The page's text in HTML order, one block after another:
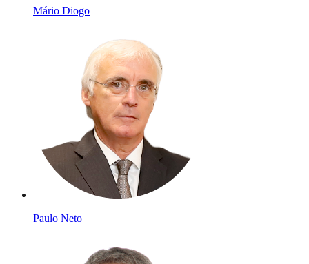
Mário Diogo
Paulo Neto